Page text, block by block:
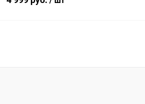
К сравнению